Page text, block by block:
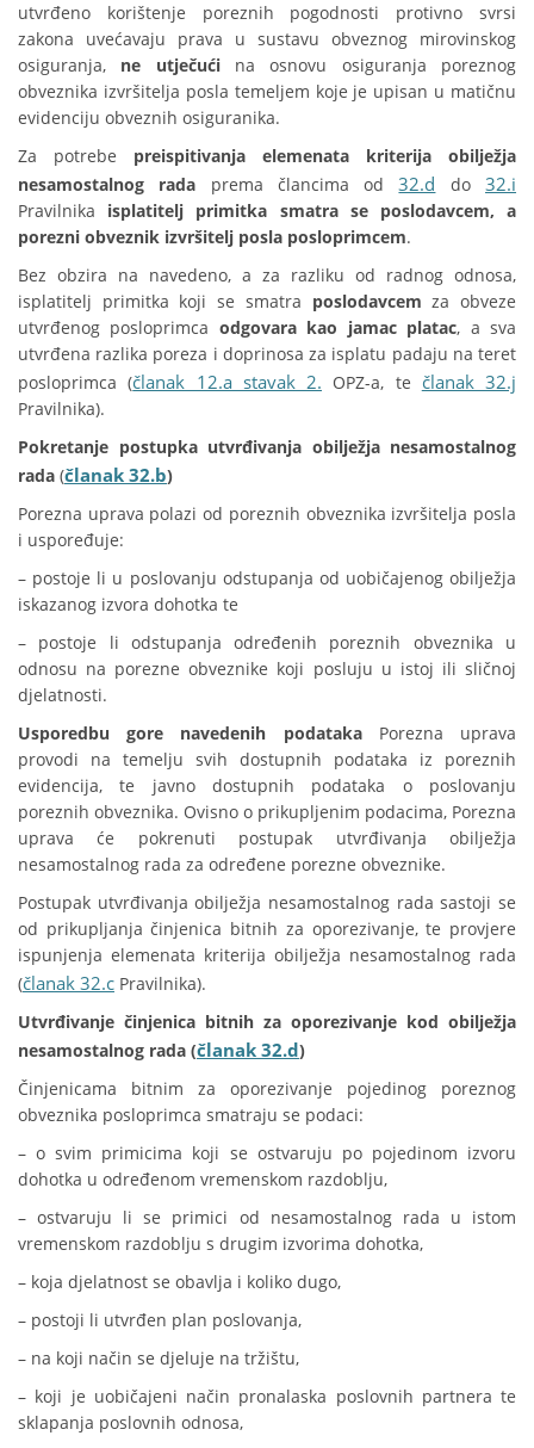
utvrđeno korištenje poreznih pogodnosti protivno svrsi
zakona uvećavaju prava u sustavu obveznog mirovinskog
osiguranja, ne utječućina osnovu osiguranja poreznog
obveznika izvršitelja posla temeljem koje je upisan u matičnu
evidenciju obveznih osiguranika.
Za potrebe preispitivanja elemenata kriterija obilježja
nesamostalnog rada prema člancima od32.d do32.i
Pravilnika isplatitelj primitka smatra se poslodavcem, a
porezni obveznik izvršitelj posla posloprimcem.
Bez obzira na navedeno, a za razliku od radnog odnosa,
isplatitelj primitka koji se smatra poslodavcem za obveze
utvrđenog posloprimca odgovara kao jamac platac, a sva
utvrđena razlika poreza i doprinosa za isplatu padaju na teret
posloprimca (članak 12.a stavak 2. OPZ-a, te članak 32.j
Pravilnika).
Pokretanje postupka utvrđivanja obilježja nesamostalnog
rada (članak 32.b)
Porezna uprava polazi od poreznih obveznika izvršitelja posla
i uspoređuje:
– postoje li u poslovanju odstupanja od uobičajenog obilježja
iskazanog izvora dohotka te
– postoje li odstupanja određenih poreznih obveznika u
odnosu na porezne obveznike koji posluju u istoj ili sličnoj
djelatnosti.
Usporedbu gore navedenih podatakaPorezna uprava
provodi na temelju svih dostupnih podataka iz poreznih
evidencija, te javno dostupnih podataka o poslovanju
poreznih obveznika. Ovisno o prikupljenim podacima, Porezna
uprava će pokrenuti postupak utvrđivanja obilježja
nesamostalnog rada za određene porezne obveznike.
Postupak utvrđivanja obilježja nesamostalnog rada sastoji se
od prikupljanja činjenica bitnih za oporezivanje, te provjere
ispunjenja elemenata kriterija obilježja nesamostalnog rada
(članak 32.c Pravilnika).
Utvrđivanje činjenica bitnih za oporezivanje kod obilježja
nesamostalnog rada (članak 32.d)
Činjenicama bitnim za oporezivanje pojedinog poreznog
obveznika posloprimca smatraju se podaci:
– o svim primicima koji se ostvaruju po pojedinom izvoru
dohotka u određenom vremenskom razdoblju,
– ostvaruju li se primici od nesamostalnog rada u istom
vremenskom razdoblju s drugim izvorima dohotka,
– koja djelatnost se obavlja i koliko dugo,
– postoji li utvrđen plan poslovanja,
– na koji način se djeluje na tržištu,
– koji je uobičajeni način pronalaska poslovnih partnera te
sklapanja poslovnih odnosa,